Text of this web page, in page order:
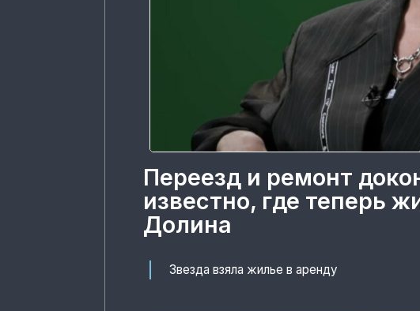
Переезд и ремонт
известно, где теперь
Долина
Звезда взяла жилье в аренду